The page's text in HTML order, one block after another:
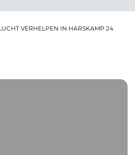
VERHELPEN IN HARSKAMP 24